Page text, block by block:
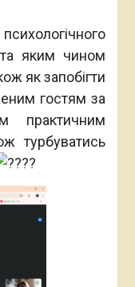
яким чином
як запобігти
гостям за
практичним
турбуватись